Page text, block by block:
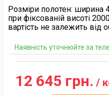
Розміри полотен: ширина
при фіксованій висоті
вартість не залежить від
Наявність уточнюйте за
12 645 грн. /